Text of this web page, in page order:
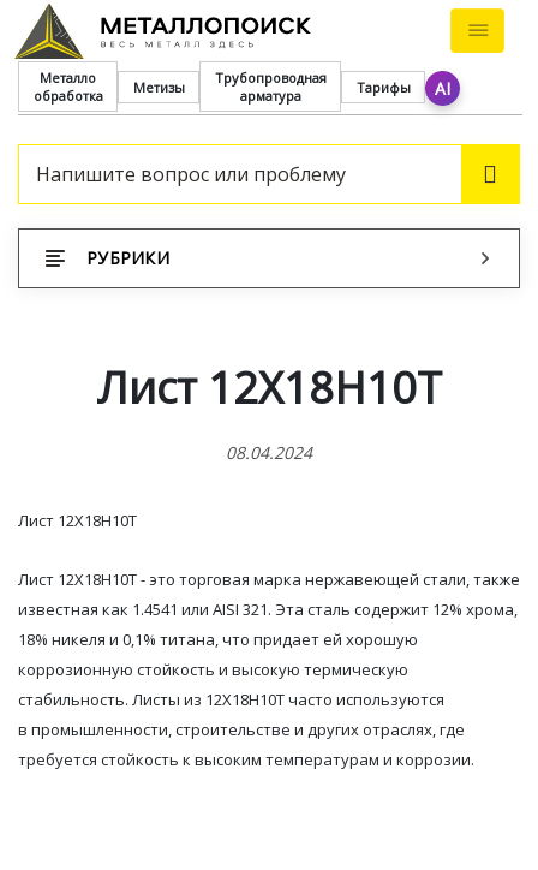
Металло
обработка
Метизы
Трубопроводная
арматура
Тарифы AI
РУБРИКИ
Лист 12Х18Н10Т
08.04.2024
Лист 12Х18Н10Т
Лист 12Х18Н10Т - это торговая марка нержавеющей стали, также
известная как 1.4541 или AISI 321. Эта сталь содержит 12% хрома,
18% никеля и 0,1% титана, что придает ей хорошую
коррозионную стойкость и высокую термическую
стабильность. Листы из 12Х18Н10Т часто используются
в промышленности, строительстве и других отраслях, где
требуется стойкость к высоким температурам и коррозии.